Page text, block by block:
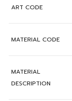
ART CODE
MATERIAL CODE
MATERIAL
DESCRIPTION